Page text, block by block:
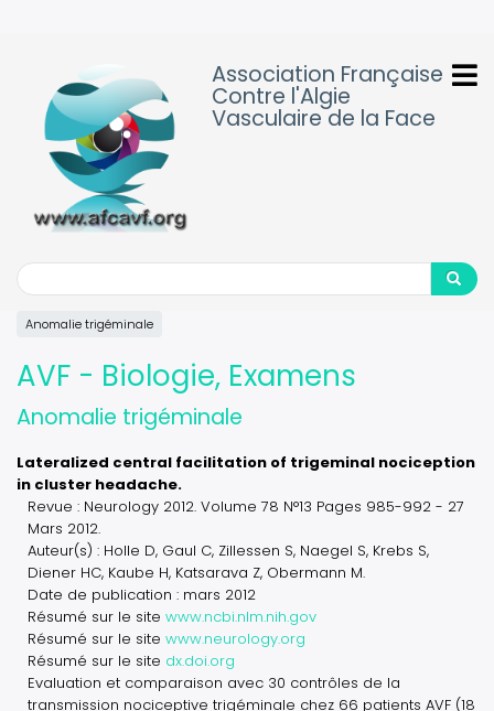
Association Française
Contre l'Algie
Vasculaire de la Face
Search
Search
Anomalie trigéminale
AVF - Biologie, Examens
Anomalie trigéminale
Lateralized central facilitation of trigeminal nociception
in cluster headache.
Revue : Neurology 2012. Volume 78 N°13 Pages 985-992 - 27
Mars 2012.
Auteur(s) : Holle D, Gaul C, Zillessen S, Naegel S, Krebs S,
Diener HC, Kaube H, Katsarava Z, Obermann M.
Date de publication : mars 2012
Résumé sur le site www.ncbi.nlm.nih.gov
Résumé sur le site www.neurology.org
Résumé sur le site dx.doi.org
Evaluation et comparaison avec 30 contrôles de la
transmission nociceptive trigéminale chez 66 patients AVF (18